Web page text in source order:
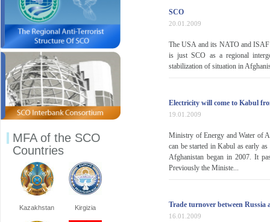
MFA of the SCO
Countries
Kazakhstan Kirgizia
SCO
20.01.2009
The USA and its NATO and ISAF
is just SCO as a regional
stabilization of situation in
Electricity will come to Kabul
19.01.2009
Ministry of Energy and Water of
can be started in Kabul as early
Afghanistan began in 2007. It
Previously the Ministe...
Trade turnover between
16.01.2009